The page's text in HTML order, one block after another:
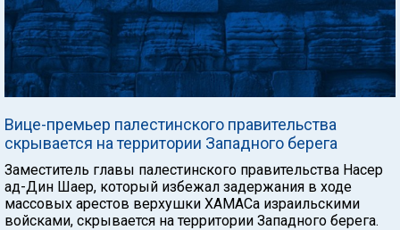
Вице-премьер палестинского правительства
скрывается на территории Западного берега
Заместитель главы палестинского правительства Насер
ад-Дин Шаер, который избежал задержания в ходе
массовых арестов верхушки ХАМАСа израильскими
войсками, скрывается на территории Западного берега.